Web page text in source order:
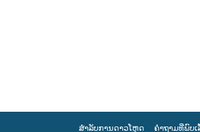
ສຳລັບການດາວໂຫຼດ ຄຳຖາມທີ່ພົບ